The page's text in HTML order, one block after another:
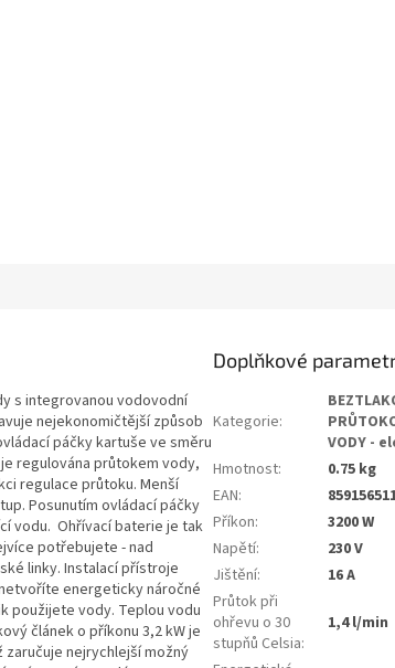
s integrovanou vodovodní
nejekonomičtější způsob
páčky kartuše ve směru
regulována průtokem vody,
regulace průtoku. Menší
Posunutím ovládací páčky
vodu. Ohřívací baterie je tak
potřebujete - nad
linky. Instalací přístroje
energeticky náročné
použijete vody. Teplou vodu
článek o příkonu 3,2 kW je
nejrychlejší možný
Doplňkové
Kategorie:
VODY -
Hmotnost:
0.75 kg
EAN:
Příkon:
3200 W
Napětí:
230 V
Jištění:
16 A
Průtok při
ohřevu o 30
stupňů Celsia:
1,4 l/min